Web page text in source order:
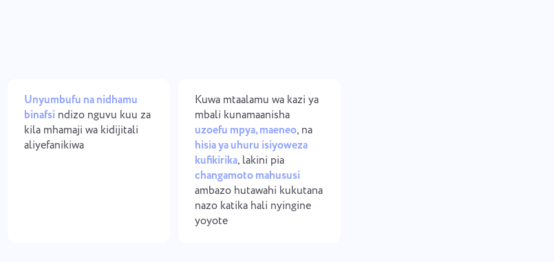
Unyumbufu na nidhamu
binafsi ndizo nguvu kuu za
kila mhamaji wa kidijitali
aliyefanikiwa
Kuwa mtaalamu wa kazi ya
mbali kunamaanisha
uzoefu mpya, maeneo, na
hisia ya uhuru isiyoweza
kufikirika, lakini pia
changamoto mahususi
ambazo hutawahi kukutana
nazo katika hali nyingine
yoyote